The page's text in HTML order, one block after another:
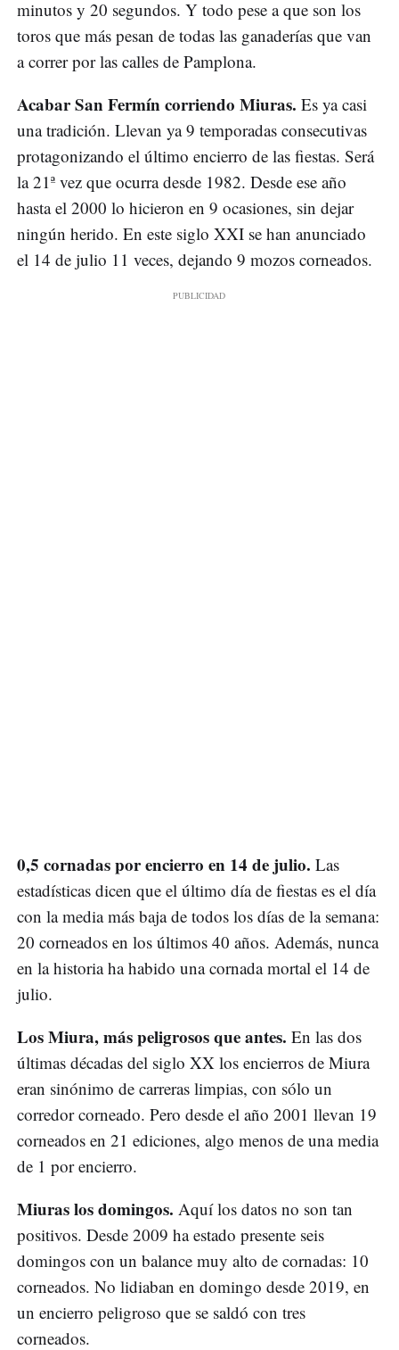
minutos y 20 segundos. Y todo pese a que son los
toros que más pesan de todas las ganaderías que van
a correr por las calles de Pamplona.
Acabar San Fermín corriendo Miuras. Es ya casi
una tradición. Llevan ya 9 temporadas consecutivas
protagonizando el último encierro de las fiestas. Será
la 21ª vez que ocurra desde 1982. Desde ese año
hasta el 2000 lo hicieron en 9 ocasiones, sin dejar
ningún herido. En este siglo XXI se han anunciado
el 14 de julio 11 veces, dejando 9 mozos corneados.
0,5 cornadas por encierro en 14 de julio. Las
estadísticas dicen que el último día de fiestas es el día
con la media más baja de todos los días de la semana:
20 corneados en los últimos 40 años. Además, nunca
en la historia ha habido una cornada mortal el 14 de
julio.
Los Miura, más peligrosos que antes. En las dos
últimas décadas del siglo XX los encierros de Miura
eran sinónimo de carreras limpias, con sólo un
corredor corneado. Pero desde el año 2001 llevan 19
corneados en 21 ediciones, algo menos de una media
de 1 por encierro.
Miuras los domingos. Aquí los datos no son tan
positivos. Desde 2009 ha estado presente seis
domingos con un balance muy alto de cornadas: 10
corneados. No lidiaban en domingo desde 2019, en
un encierro peligroso que se saldó con tres
corneados.